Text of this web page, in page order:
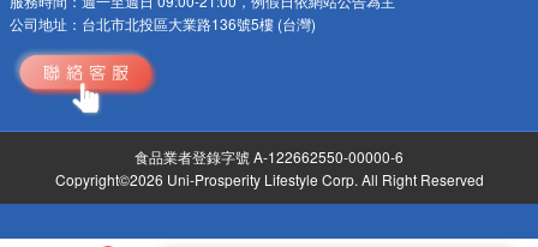
公司地址： 台北市北投區大業路136號5樓 (台灣)
食品業者登錄字號 A-122662550-00000-6
Copyright©2026 Uni-Prosperity Lifestyle Corp. All Right Reserved